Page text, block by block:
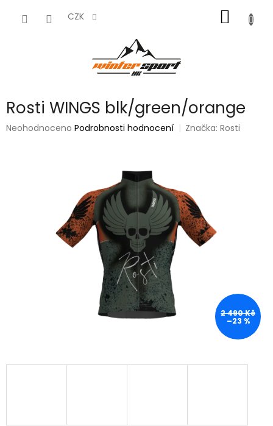
CZK
KOŠÍK
Rosti WINGS blk/green/orange
Průměrné
Neohodnoceno Podrobnosti hodnocení Značka:Rosti
2 490 Kč
–23 %